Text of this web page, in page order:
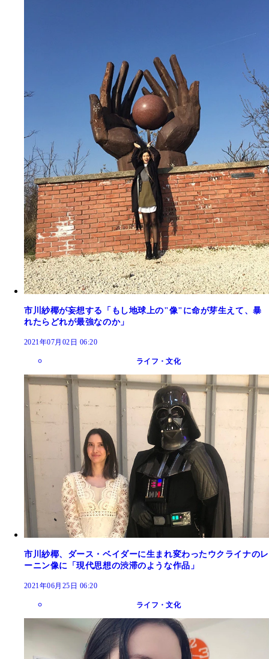
市川紗椰が妄想する「もし地球上の"像"に命が芽生えて、暴
れたらどれが最強なのか」
2021年07月02日 06:20
ライフ・文化
市川紗椰、ダース・ベイダーに生まれ変わったウクライナのレ
ーニン像に「現代思想の渋滞のような作品」
2021年06月25日 06:20
ライフ・文化